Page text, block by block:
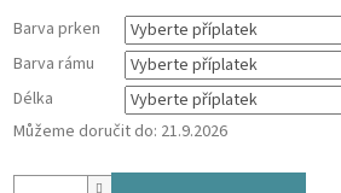
Barva prken
Barva rámu
Délka
Můžeme doručit do: 21.9.2026